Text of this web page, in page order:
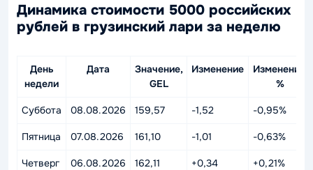
Динамика стоимости 5000 российских
рублей в грузинский лари за неделю
День
недели
Дата
Значение,
GEL
Изменение
Изменение,
%
Суббота 08.08.2026 159,57 -1,52 -0,95%
Пятница 07.08.2026 161,10 -1,01 -0,63%
Четверг 06.08.2026 162,11 +0,34 +0,21%